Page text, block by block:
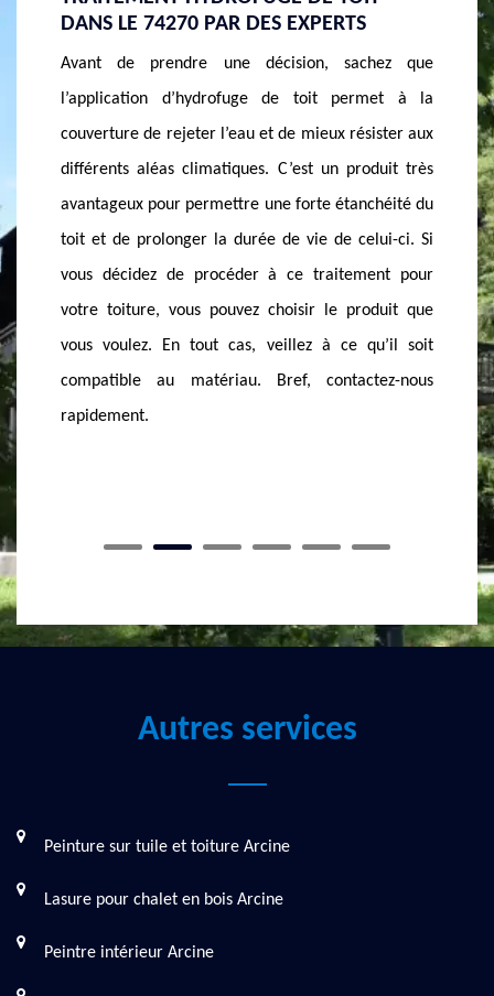
que
aux
très
du
ci. Si
pour
que
soit
nous
ARCINE ET SES PÉRIPHÉRIES
Le prix d’hydrofuge de toiture dépend des
interventions à faire sur la toiture. Il faut savoir
qu’avant d’appliquer le produit, le support doit
impérativement être propre et sain. Si
l’intervention comprend le nettoyage, il y a
quelques paramètres dont il faut prendre en
considération. Venez nous voir pour plus
d’information. Vous pouvez nous faire confiance
pour une qualité incomparable de votre projet à
prix concurrentiel. N’hésitez pas de nous contacter
pour vous pourvoir des travaux à meilleur rapport
reste
Autres services
Peinture sur tuile et toiture Arcine
Lasure pour chalet en bois Arcine
Peintre intérieur Arcine